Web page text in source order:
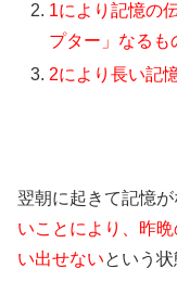
1により記憶の
プター」なるも
2により長い記
翌朝に起きて記憶
いことにより、 昨
い出せないという状